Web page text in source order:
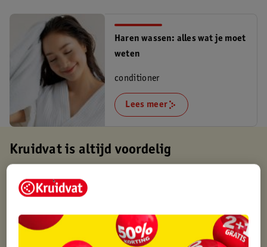
Haren wassen: alles wat je moet
weten
conditioner
Lees meer
Kruidvat is altijd voordelig
Gratis ophalen in de winkel
Op werkdagen voor 22:00 uur besteld, volgende dag in huis
Gratis retourneren binnen 30 dagen
Gratis punten met je Kruidvat kaart